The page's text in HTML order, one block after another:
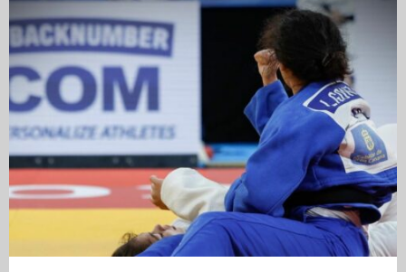
(MURCIA)